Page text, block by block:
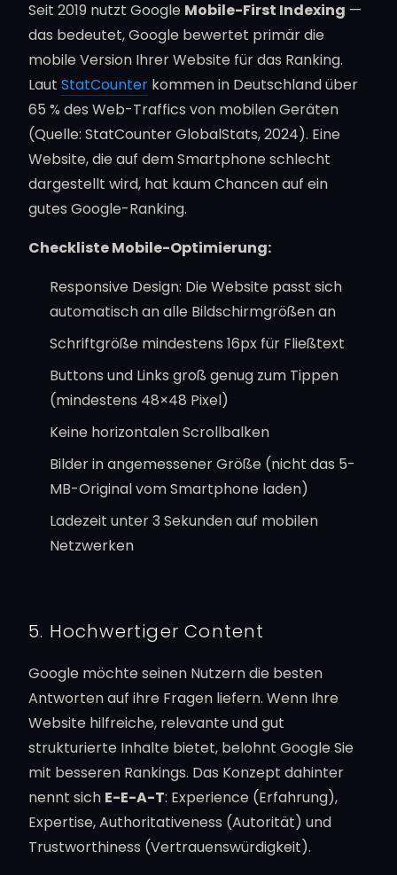
Seit 2019 nutzt Google Mobile-First Indexing —
das bedeutet, Google bewertet primär die
mobile Version Ihrer Website für das Ranking.
Laut StatCounter kommen in Deutschland über
65 % des Web-Traffics von mobilen Geräten
(Quelle: StatCounter GlobalStats, 2024). Eine
Website, die auf dem Smartphone schlecht
dargestellt wird, hat kaum Chancen auf ein
gutes Google-Ranking.
Checkliste Mobile-Optimierung:
Responsive Design: Die Website passt sich
automatisch an alle Bildschirmgrößen an
Schriftgröße mindestens 16px für Fließtext
Buttons und Links groß genug zum Tippen
(mindestens 48×48 Pixel)
Keine horizontalen Scrollbalken
Bilder in angemessener Größe (nicht das 5-
MB-Original vom Smartphone laden)
Ladezeit unter 3 Sekunden auf mobilen
Netzwerken
5. Hochwertiger Content
Google möchte seinen Nutzern die besten
Antworten auf ihre Fragen liefern. Wenn Ihre
Website hilfreiche, relevante und gut
strukturierte Inhalte bietet, belohnt Google Sie
mit besseren Rankings. Das Konzept dahinter
nennt sich E-E-A-T: Experience (Erfahrung),
Expertise, Authoritativeness (Autorität) und
Trustworthiness (Vertrauenswürdigkeit).